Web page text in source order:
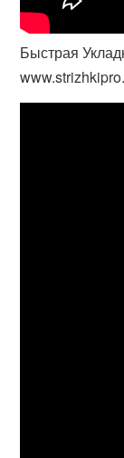
Быстрая